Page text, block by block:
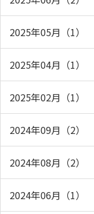
2025年05月（1）
2025年04月（1）
2025年02月（1）
2024年09月（2）
2024年08月（2）
2024年06月（1）